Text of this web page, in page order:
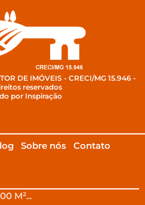
DE IMÓVEIS - CRECI/MG 15.946 -
reservados
por Inspiração
Sobre nós Contato
M²...